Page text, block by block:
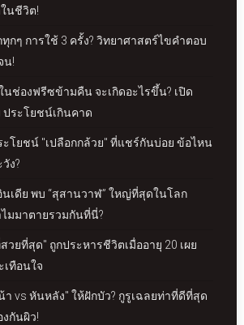
นชีวิต!
กๆ การใช้ 3 ครั้ง? วิทยาศาสตร์ไขคำตอบ
น!
นช่องฟรีซข้ามคืน จะเกิดอะไรขึ้น? เปิด
ประโยชน์เกินคาด
ะโยชน์ "เปลือกกล้วย" ที่แชร์กันบ่อย ข้อไหน
ง?
เดีย พบ “สุสานวาฬ” ใหญ่ที่สุดในโลก
ไมมาตายรวมกันที่นี่?
ยที่สุด" ถูกประหารชีวิตเมื่ออายุ 20 เผย
ทือนใจ
vs หันหลัง" ให้ฝักบัว? กูรูเฉลยท่าที่ดีที่สุด
งกันผิว!